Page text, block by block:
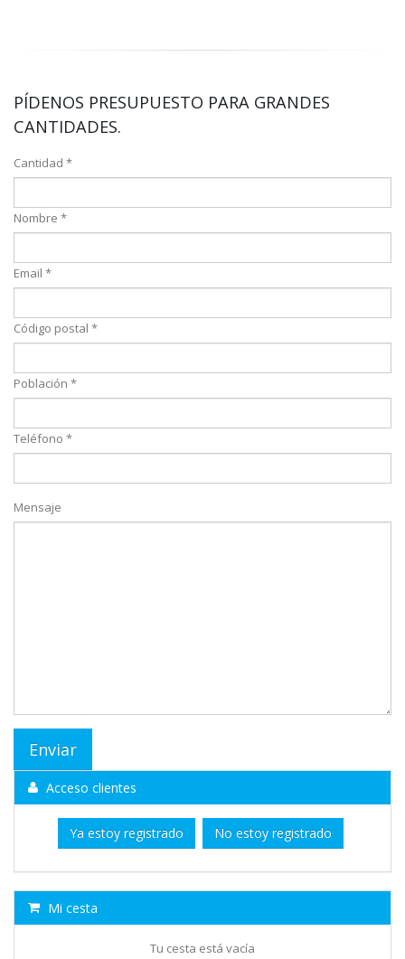
PÍDENOS PRESUPUESTO PARA GRANDES
CANTIDADES.
Cantidad *
Nombre *
Email *
Código postal *
Población *
Teléfono *
Mensaje
Acceso clientes
Ya estoy registrado No estoy registrado
Mi cesta
Tu cesta está vacía